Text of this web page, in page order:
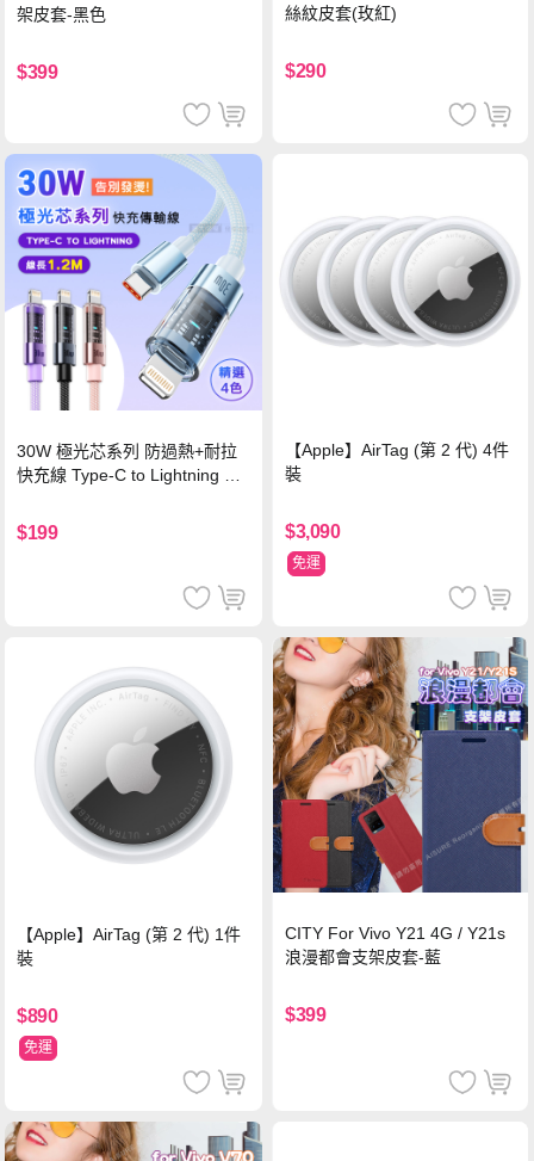
架皮套-黑色
$399
絲紋皮套(玫紅)
$290
30W 極光芯系列 防過熱+耐拉
快充線 Type-C to Lightning 傳
$199
【Apple】AirTag (第 2 代) 4件
裝
$3,090
免運
【Apple】AirTag (第 2 代) 1件
裝
$890
免運
CITY For Vivo Y21 4G / Y21s
浪漫都會支架皮套-藍
$399